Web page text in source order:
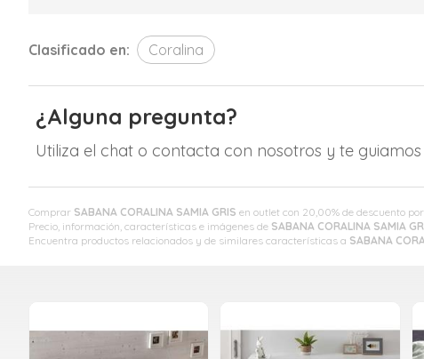
Comprar SABANA CORALINA SAMIA GRIS en outlet con 20,00% de descuento por
Precio, información, características e imágenes de SABANA CORALINA SAMIA
Encuentra productos relacionados y de similares características a SABANA
Clasificado en: Coralina
¿Alguna pregunta?
Utiliza el chat o contacta con nosotros y te